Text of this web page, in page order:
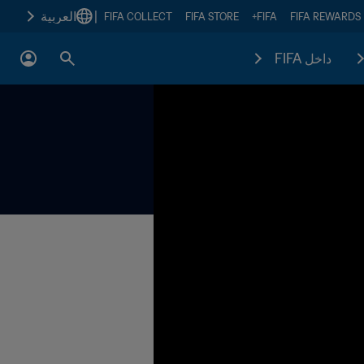
FIFA REWARDS
FIFA+
FIFA STORE
FIFA COLLECT العربية
داخل FIFA